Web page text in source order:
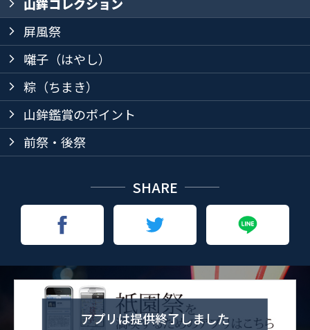
arrow_forward_ios
arrow_forward_ios 屏風祭
arrow_forward_ios 囃子（はやし）
arrow_forward_ios 粽（ちまき）
arrow_forward_ios 山鉾鑑賞のポイント
arrow_forward_ios 前祭・後祭
SHARE
アプリは提供終了しました